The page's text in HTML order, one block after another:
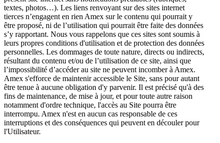
textes, photos…). Les liens renvoyant sur des sites internet
tierces n’engagent en rien Amex sur le contenu qui pourrait y
être proposé, ni de l’utilisation qui pourrait être faite des données
s’y rapportant. Nous vous rappelons que ces sites sont soumis à
leurs propres conditions d'utilisation et de protection des données
personnelles. Les dommages de toute nature, directs ou indirects,
résultant du contenu et/ou de l’utilisation de ce site, ainsi que
l’impossibilité d’accéder au site ne peuvent incomber à Amex.
Amex s'efforce de maintenir accessible le Site, sans pour autant
être tenue à aucune obligation d'y parvenir. Il est précisé qu'à des
fins de maintenance, de mise à jour, et pour toute autre raison
notamment d'ordre technique, l'accès au Site pourra être
interrompu. Amex n'est en aucun cas responsable de ces
interruptions et des conséquences qui peuvent en découler pour
l'Utilisateur.